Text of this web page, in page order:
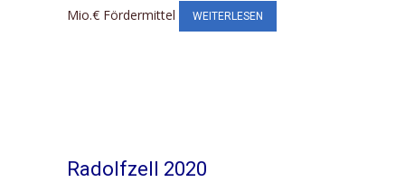
Mio.€ Fördermittel
WEITERLESEN
Radolfzell 2020